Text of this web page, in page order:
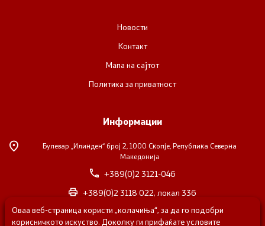
Новости
Контакт
Мапа на сајтот
Политика за приватност
Информации
Булевар „Илинден“ број 2, 1000 Скопје, Република Северна
Македонија
+389(0)2 3121-046
+389(0)2 3118 022, локал 336
nvosorabotka@gs.gov.mk
Оваа веб-страница користи „колачиња“, за да го подобри
корисничкото искуство. Доколку ги прифаќате условите